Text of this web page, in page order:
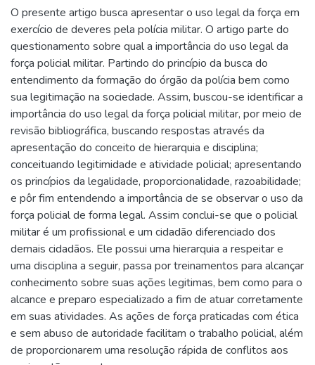
O presente artigo busca apresentar o uso legal da força em
exercício de deveres pela polícia militar. O artigo parte do
questionamento sobre qual a importância do uso legal da
força policial militar. Partindo do princípio da busca do
entendimento da formação do órgão da polícia bem como
sua legitimação na sociedade. Assim, buscou-se identificar a
importância do uso legal da força policial militar, por meio de
revisão bibliográfica, buscando respostas através da
apresentação do conceito de hierarquia e disciplina;
conceituando legitimidade e atividade policial; apresentando
os princípios da legalidade, proporcionalidade, razoabilidade;
e pôr fim entendendo a importância de se observar o uso da
força policial de forma legal. Assim conclui-se que o policial
militar é um profissional e um cidadão diferenciado dos
demais cidadãos. Ele possui uma hierarquia a respeitar e
uma disciplina a seguir, passa por treinamentos para alcançar
conhecimento sobre suas ações legitimas, bem como para o
alcance e preparo especializado a fim de atuar corretamente
em suas atividades. As ações de força praticadas com ética
e sem abuso de autoridade facilitam o trabalho policial, além
de proporcionarem uma resolução rápida de conflitos aos